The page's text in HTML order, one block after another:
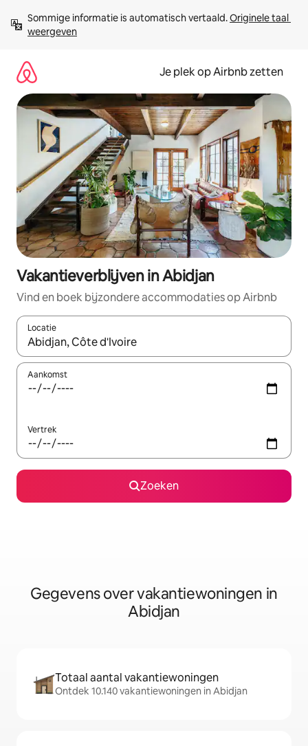
direct
naar
Sommige informatie is automatisch vertaald. Originele taal
weergeven
Je plek op Airbnb zetten
Vakantieverblijven in Abidjan
Vind en boek bijzondere accommodaties op Airbnb
Locatie
Wanneer er resultaten beschikbaar zijn, maak je een keuze
Aankomst
Vertrek
Zoeken
Gegevens over vakantiewoningen in
Abidjan
Totaal aantal vakantiewoningen
Ontdek 10.140 vakantiewoningen in Abidjan